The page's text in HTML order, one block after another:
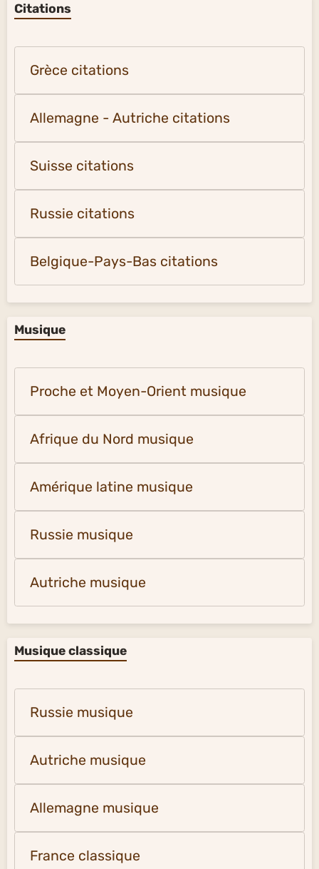
Citations
Grèce citations
Allemagne - Autriche citations
Suisse citations
Russie citations
Belgique-Pays-Bas citations
Musique
Proche et Moyen-Orient musique
Afrique du Nord musique
Amérique latine musique
Russie musique
Autriche musique
Musique classique
Russie musique
Autriche musique
Allemagne musique
France classique